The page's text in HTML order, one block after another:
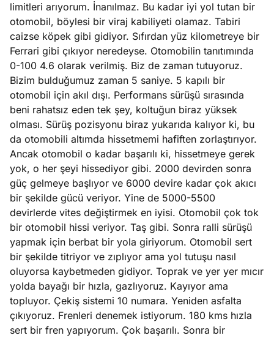
limitleri arıyorum. İnanılmaz. Bu kadar iyi yol tutan bir
otomobil, böylesi bir viraj kabiliyeti olamaz. Tabiri
caizse köpek gibi gidiyor. Sıfırdan yüz kilometreye bir
Ferrari gibi çıkıyor neredeyse. Otomobilin tanıtımında
0-100 4.6 olarak verilmiş. Biz de zaman tutuyoruz.
Bizim bulduğumuz zaman 5 saniye. 5 kapılı bir
otomobil için akıl dışı. Performans sürüşü sırasında
beni rahatsız eden tek şey, koltuğun biraz yüksek
olması. Sürüş pozisyonu biraz yukarıda kalıyor ki, bu
da otomobili altımda hissetmemi hafiften zorlaştırıyor.
Ancak otomobil o kadar başarılı ki, hissetmeye gerek
yok, o her şeyi hissediyor gibi. 2000 devirden sonra
güç gelmeye başlıyor ve 6000 devire kadar çok akıcı
bir şekilde gücü veriyor. Yine de 5000-5500
devirlerde vites değiştirmek en iyisi. Otomobil çok tok
bir otomobil hissi veriyor. Taş gibi. Sonra ralli sürüşü
yapmak için berbat bir yola giriyorum. Otomobil sert
bir şekilde titriyor ve zıplıyor ama yol tutuşu nasıl
oluyorsa kaybetmeden gidiyor. Toprak ve yer yer mıcır
yolda bayağı bir hızla, gazlıyoruz. Kayıyor ama
topluyor. Çekiş sistemi 10 numara. Yeniden asfalta
çıkıyoruz. Frenleri denemek istiyorum. 180 kms hızla
sert bir fren yapıyorum. Çok başarılı. Sonra bir